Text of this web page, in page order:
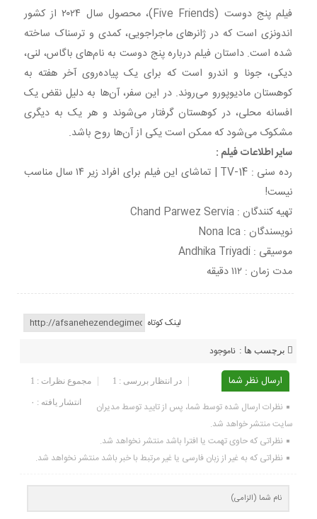
فیلم پنج دوست (Five Friends)، محصول سال ۲۰۲۴ از کشور
اندونزی است که در ژانرهای ماجراجویی، کمدی و ترسناک ساخته
شده است. داستان فیلم درباره پنج دوست به نام‌های باگاس، لنی،
دیکی، جونا و اندرو است که برای یک پیاده‌روی آخر هفته به
کوهستان مادیوپورو می‌روند. در این سفر، آن‌ها به دلیل نقض یک
افسانه محلی، در کوهستان گرفتار می‌شوند و هر یک به دیگری
مشکوک می‌شود که ممکن است یکی از آن‌ها روح باشد.
سایر اطلاعات فیلم :
رده سنی : TV-14 | تماشای این فیلم برای افراد زیر ۱۴ سال مناسب
نیست!
تهیه کنندگان : Chand Parwez Servia
نویسندگان : Nona Ica
موسیقی : Andhika Triyadi
مدت زمان : ۱۱۲ دقیقه
لینک کوتاه
برچسب ها : ناموجود
ارسال نظر شما مجموع نظرات : 1 در انتظار بررسی : 1
انتشار یافته : ۰
نظرات ارسال شده توسط شما، پس از تایید توسط مدیران
سایت منتشر خواهد شد.
نظراتی که حاوی تهمت یا افترا باشد منتشر نخواهد شد.
نظراتی که به غیر از زبان فارسی یا غیر مرتبط با خبر باشد منتشر نخواهد شد.